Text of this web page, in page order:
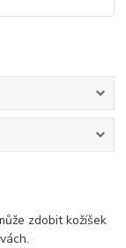
zdobit kožíšek